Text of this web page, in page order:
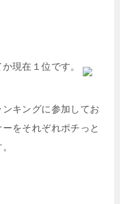
か現在１位です。
キングに参加してお
をそれぞれポチっと